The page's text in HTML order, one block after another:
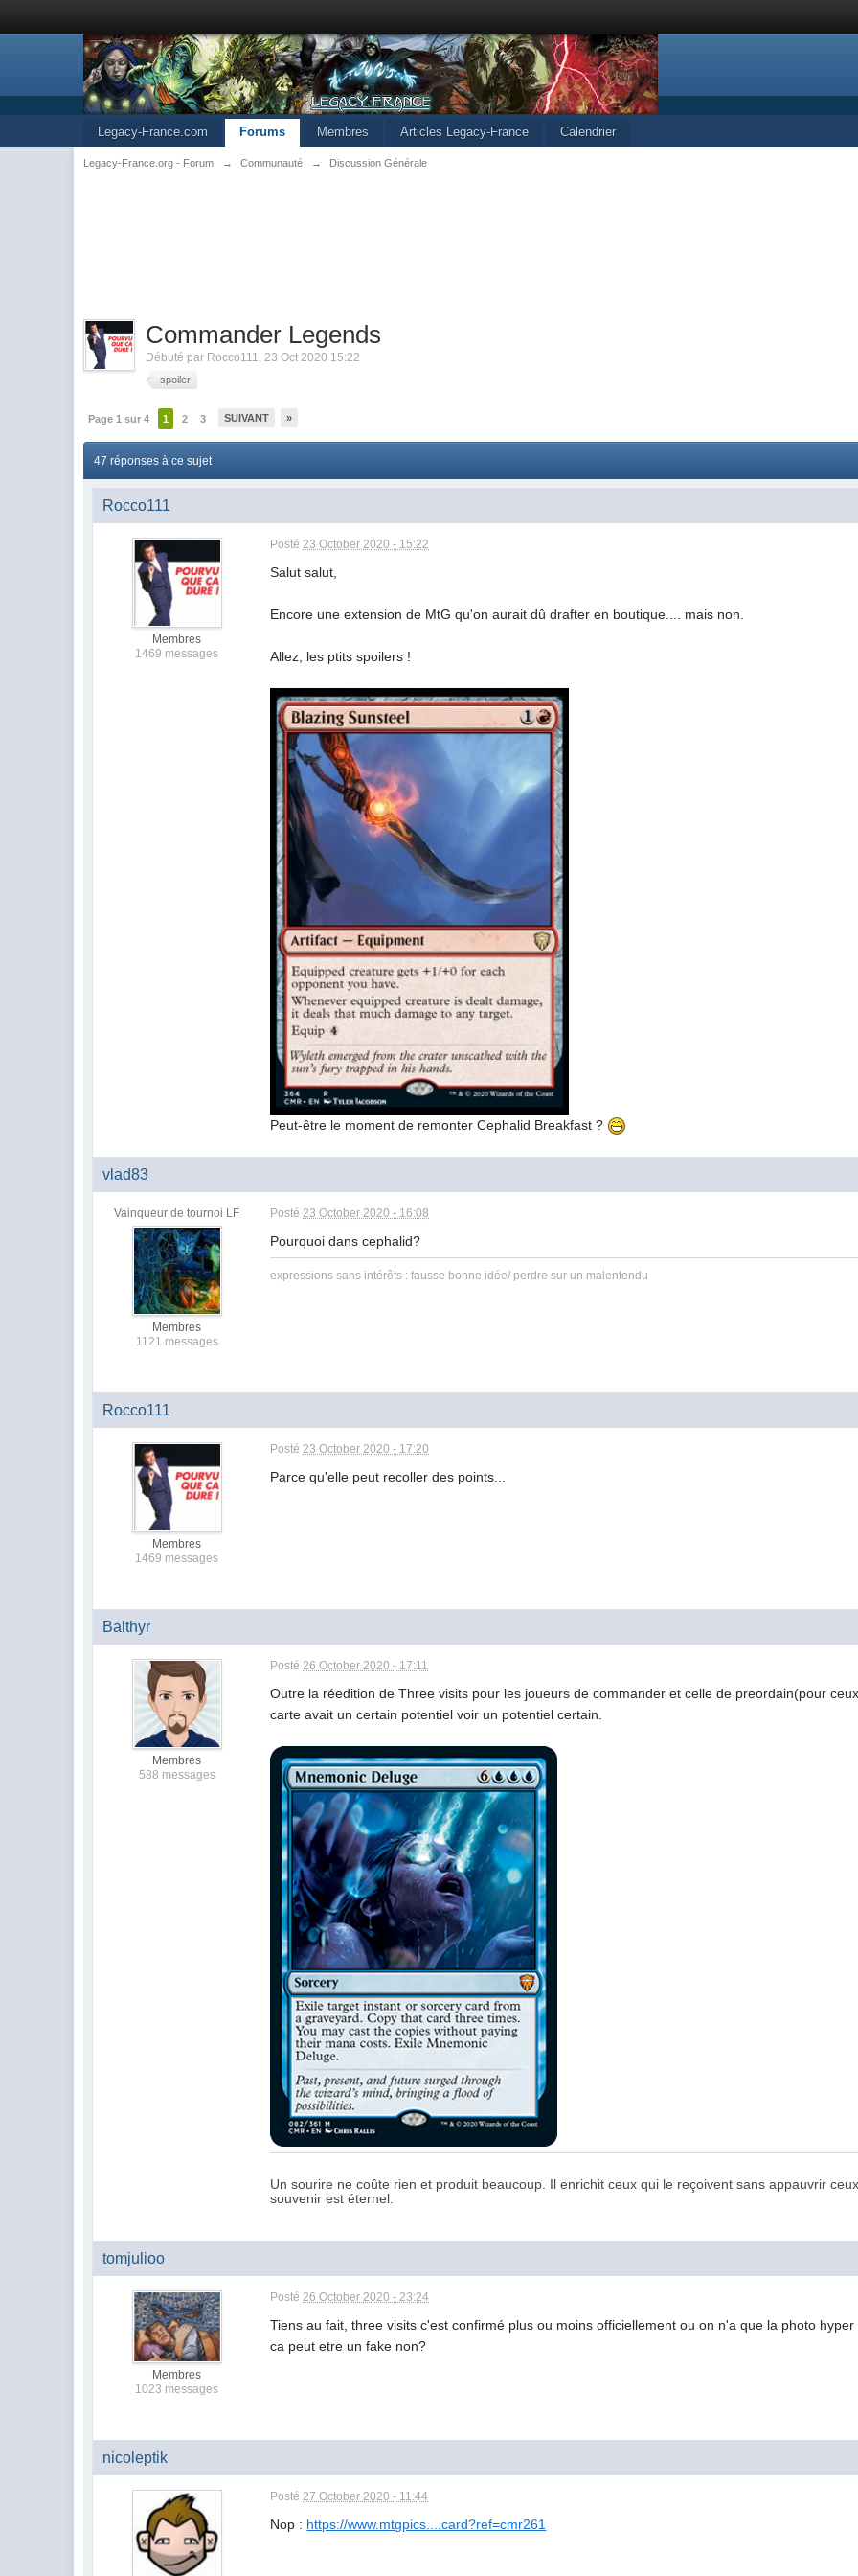
Legacy-France.com Forums Membres Articles Legacy-France Calendrier
Legacy-France.org - Forum → Communauté → Discussion Générale
Commander Legends
Débuté par Rocco111,23 Oct 2020 15:22
spoiler
Page 1 sur 4 1 2 3 SUIVANT »
47 réponses à ce sujet
Rocco111
Membres
1469 messages
Posté23 October 2020 - 15:22
Salut salut,
Encore une extension de MtG qu'on aurait dû drafter en boutique.... mais non.
Allez, les ptits spoilers !
Peut-être le moment de remonter Cephalid Breakfast ?
vlad83
Vainqueur de tournoi LF
Membres
1121 messages
Posté23 October 2020 - 16:08
Pourquoi dans cephalid?
expressions sans intérêts : fausse bonne idée/ perdre sur un malentendu
Rocco111
Membres
1469 messages
Posté23 October 2020 - 17:20
Parce qu'elle peut recoller des points...
Balthyr
Membres
588 messages
Posté26 October 2020 - 17:11
Outre la réedition de Three visits pour les joueurs de commander et celle de preordain(pour
carte avait un certain potentiel voir un potentiel certain.
Un sourire ne coûte rien et produit beaucoup. Il enrichit ceux qui le reçoivent sans appauvrir
souvenir est éternel.
tomjulioo
Membres
1023 messages
Posté26 October 2020 - 23:24
Tiens au fait, three visits c'est confirmé plus ou moins officiellement ou on n'a que la photo
ca peut etre un fake non?
nicoleptik
Posté27 October 2020 - 11:44
Nop : https://www.mtgpics....card?ref=cmr261